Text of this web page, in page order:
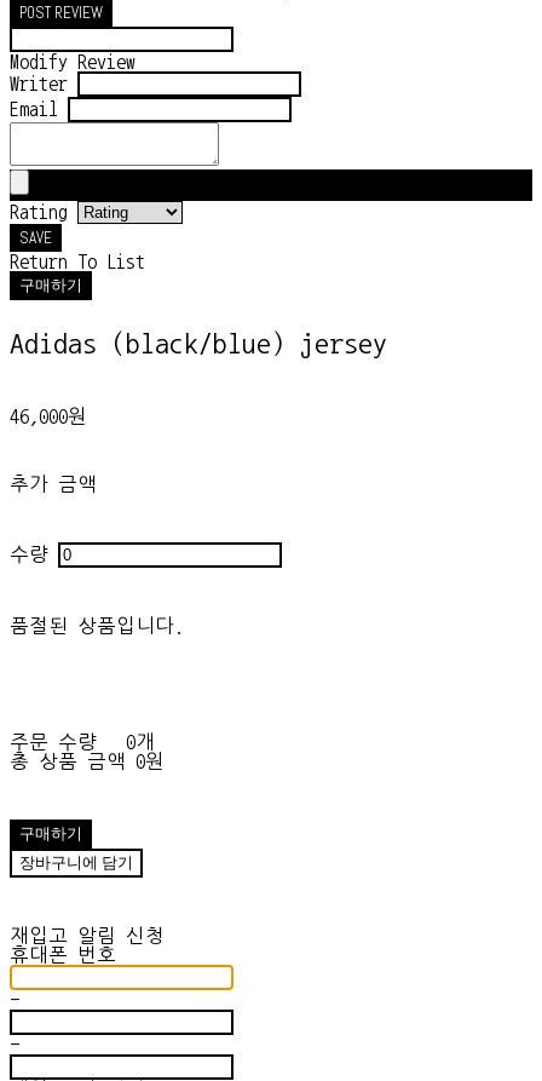
POST REVIEW
Modify Review
Writer
Email
Rating
SAVE
Return To List
구매하기
Adidas (black/blue) jersey
46,000원
추가 금액
수량
품절된 상품입니다.
주문 수량
0개
총 상품 금액
0원
구매하기
장바구니에 담기
재입고 알림 신청
휴대폰 번호
-
-